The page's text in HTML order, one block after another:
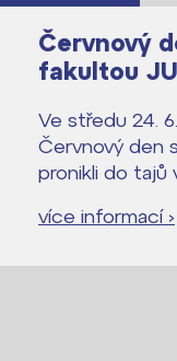
Červnový
fakultou JU
Ve středu 24.
Červnový den
pronikli do tajů
více informací ›